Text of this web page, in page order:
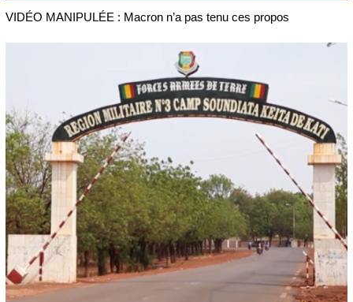
VIDÉO MANIPULÉE : Macron n’a pas tenu ces propos